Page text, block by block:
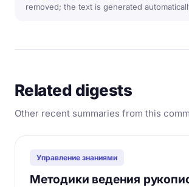
removed; the text is generated
Related digests
Other recent summaries from this
Управление знаниями
Методики ведения